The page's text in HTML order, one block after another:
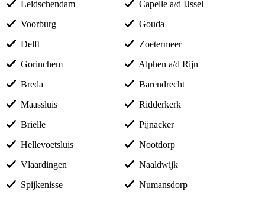
Leidschendam
Voorburg
Delft
Gorinchem
Breda
Maassluis
Brielle
Hellevoetsluis
Vlaardingen
Spijkenisse
Capelle a/d IJssel
Gouda
Zoetermeer
Alphen a/d Rijn
Barendrecht
Ridderkerk
Pijnacker
Nootdorp
Naaldwijk
Numansdorp